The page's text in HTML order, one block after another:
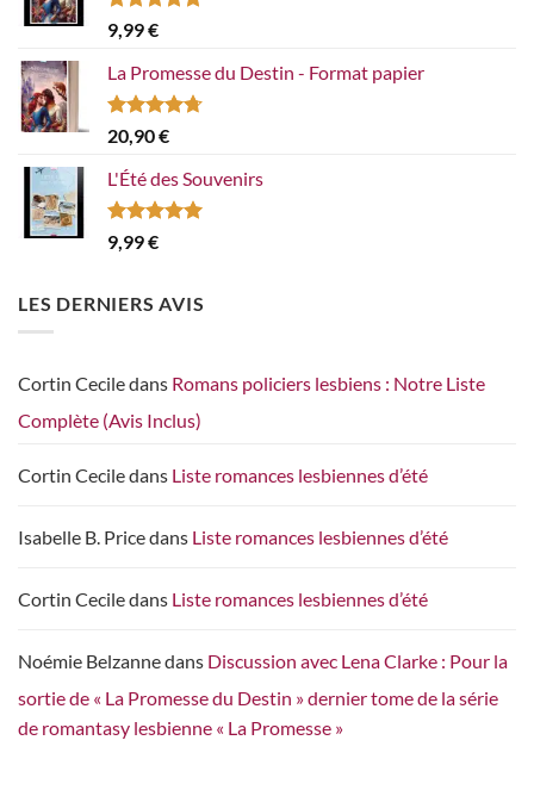
Note5.00
sur 5
9,99€
La Promesse du Destin - Format papier
Note4.67
sur 5
20,90€
L'Été des Souvenirs
Note5.00
sur 5
9,99€
LES DERNIERS AVIS
Cortin Ceciledans Romans policiers lesbiens : Notre Liste
Complète (Avis Inclus)
Cortin Ceciledans Liste romances lesbiennes d’été
Isabelle B. Pricedans Liste romances lesbiennes d’été
Cortin Ceciledans Liste romances lesbiennes d’été
Noémie Belzannedans Discussion avec Lena Clarke : Pour la
sortie de « La Promesse du Destin » dernier tome de la série
de romantasy lesbienne « La Promesse »